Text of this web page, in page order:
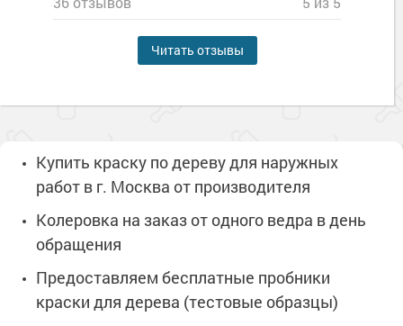
Читать отзывы
Купить краску по дереву для наружных
работ в г. Москва от производителя
Колеровка на заказ от одного ведра в день
обращения
Предоставляем бесплатные пробники
краски для дерева (тестовые образцы)